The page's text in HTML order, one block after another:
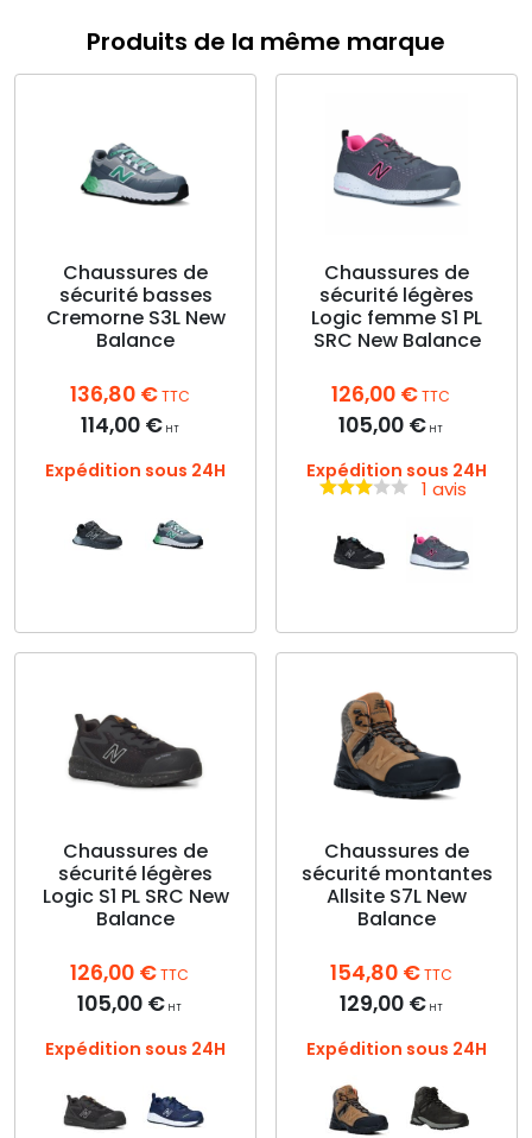
Produits de la même marque
Chaussures de
sécurité basses
Cremorne S3L New
Balance
136,80 € TTC
114,00 € HT
Expédition sous 24H
produit
a
Les
options
peuvent
sur
la
page
du
Chaussures de
sécurité légères
Logic femme S1 PL
SRC New Balance
126,00 €TTC
105,00 € HT
Expédition sous 24H
1 avis
produit
variations.
Les
options
peuvent
choisies
sur
la
page
produit
Chaussures de
sécurité légères
Logic S1 PL SRC New
Balance
126,00 €TTC
105,00 € HT
Expédition sous 24H
Chaussures de
sécurité montantes
Allsite S7L New
Balance
154,80 € TTC
129,00 € HT
Expédition sous 24H